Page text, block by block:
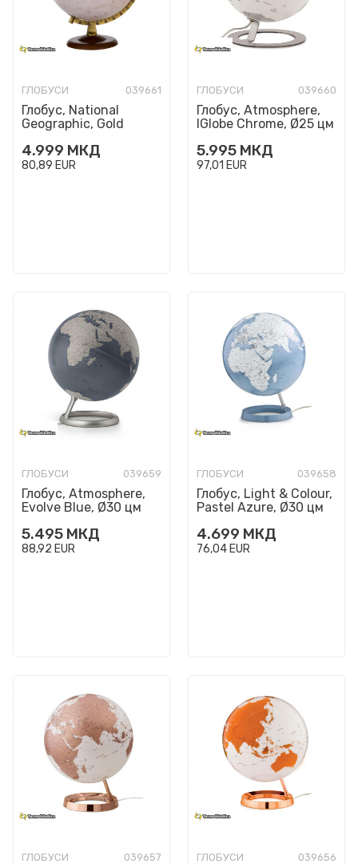
ГЛОБУСИ 039661
Глобус, National
Geographic, Gold
4.999 МКД
80,89 EUR
ГЛОБУСИ 039660
Глобус, Atmosphere,
IGlobe Chrome, Ø25 цм
5.995 МКД
97,01 EUR
ГЛОБУСИ 039659
Глобус, Atmosphere,
Evolve Blue, Ø30 цм
5.495 МКД
88,92 EUR
ГЛОБУСИ 039658
Глобус, Light & Colour,
Pastel Azure, Ø30 цм
4.699 МКД
76,04 EUR
ГЛОБУСИ 039657 ГЛОБУСИ 039656